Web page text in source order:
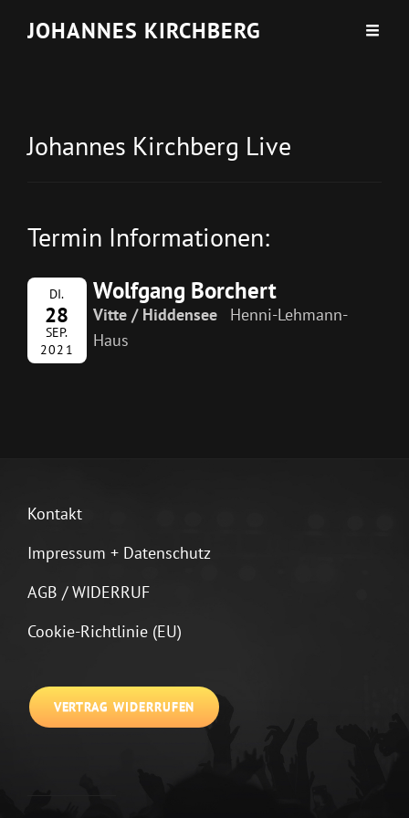
JOHANNES KIRCHBERG
Johannes Kirchberg Live
Termin Informationen:
DI.
28
SEP.
2021
Wolfgang Borchert
Vitte / Hiddensee
Henni-Lehmann-
Haus
Kontakt
Impressum + Datenschutz
AGB / WIDERRUF
Cookie-Richtlinie (EU)
VERTRAG WIDERRUFEN